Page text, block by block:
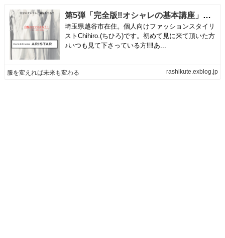
第5弾「完全版‼︎オシャレの基本講座」募集開始！ | 服を変えれば未来も変わる
埼玉県越谷市在住。個人向けファッションスタイリ
ストChihiro.(ちひろ)です。初めて見に来て頂いた方
♪いつも見て下さっている方‼︎‼︎あ...
服を変えれば未来も変わる rashikute.exblog.jp